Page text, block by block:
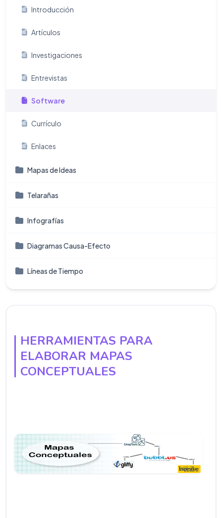
Introducción
Artículos
Investigaciones
Entrevistas
Software
Currículo
Enlaces
Mapas de Ideas
Telarañas
Infografí­as
Diagramas Causa-Efecto
Líneas de Tiempo
HERRAMIENTAS PARA
ELABORAR MAPAS
CONCEPTUALES